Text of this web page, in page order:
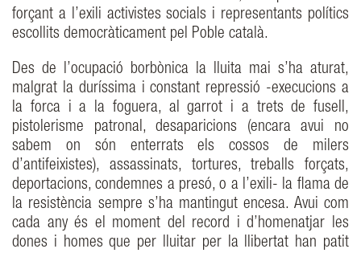
forçant a l’exili activistes socials i representants polítics
escollits democràticament pel Poble català.
Des de l’ocupació borbònica la lluita mai s’ha aturat,
malgrat la duríssima i constant repressió -execucions a
la forca i a la foguera, al garrot i a trets de fusell,
pistolerisme patronal, desaparicions (encara avui no
sabem on són enterrats els cossos de milers
d’antifeixistes), assassinats, tortures, treballs forçats,
deportacions, condemnes a presó, o a l’exili- la flama de
la resistència sempre s’ha mantingut encesa. Avui com
cada any és el moment del record i d’homenatjar les
dones i homes que per lluitar per la llibertat han patit